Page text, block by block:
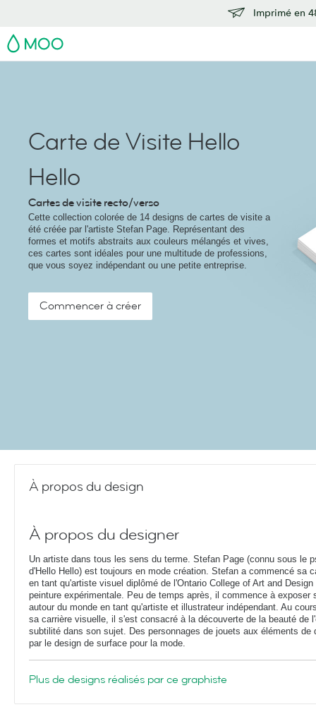
Imprimé en
MOO
Carte de Visite Hello
Hello
Cartes de visite recto/verso
Cette collection colorée de 14 designs de cartes de visite a
été créée par l'artiste Stefan Page. Représentant des
formes et motifs abstraits aux couleurs mélangés et vives,
ces cartes sont idéales pour une multitude de professions,
que vous soyez indépendant ou une petite entreprise.
Commencer à créer
À propos du design
À propos du designer
Un artiste dans tous les sens du terme. Stefan Page (connu sous le
d'Hello Hello) est toujours en mode création. Stefan a commencé sa
en tant qu'artiste visuel diplômé de l'Ontario College of Art and Design
peinture expérimentale. Peu de temps après, il commence à
autour du monde en tant qu'artiste et illustrateur indépendant. Au
sa carrière visuelle, il s'est consacré à la découverte de la beauté de
subtilité dans son sujet. Des personnages de jouets aux éléments de
par le design de surface pour la mode.
Plus de designs réalisés par ce graphiste